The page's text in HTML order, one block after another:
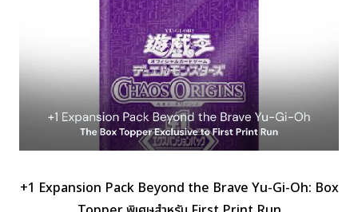
+1 Expansion Pack Beyond the Brave Yu-Gi-Oh: Box